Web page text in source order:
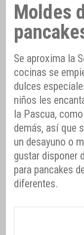
Moldes
Se aproxima la
cocinas se
dulces
niños les
la Pascua,
demás, así que
un desayuno o
gustar disponer
para pancakes
diferentes.